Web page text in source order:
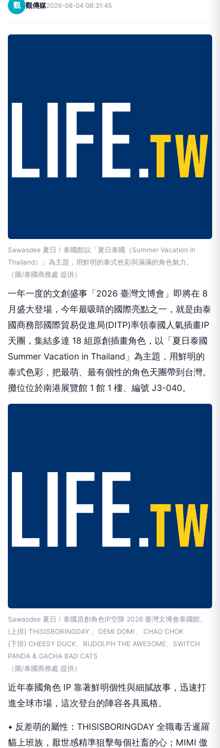
觀 觀傳媒2026-08-04 08:31:45
Sawasdee 夏日！泰國館以「夏日泰國（Summer Vacation in
Thailand）」為主題，用鮮明的泰式色彩與滿滿的角色魅力。
（圖/泰國商務處 提供）
一年一度的文創盛事「2026 臺灣文博會」即將在 8
月盛大登場，今年最吸睛的國際亮點之一，就是由泰
國商務部國際貿易促進局(DITP)率領泰國人氣插畫IP
天團，集結多達 18 組原創插畫角色，以「夏日泰國
Summer Vacation in Thailand」為主題，用鮮明的
泰式色彩，把最萌、最有個性的角色天團帶到台灣。
攤位位於南港展覽館 1 館 1 樓、編號 J3-040。
Sawasdee 夏日！泰國原創角色IP空降 2026 臺灣文博會泰國館。
(上排) THISISBORINGDAY 、DEMI DOMI、 CHAO CHOK
(下排) CHEESY DUCK、RUDOLPH THE AWESOME、SWITCH
PANDA & GACHA BAD CATS
（圖/泰國商務處 提供）
近年泰國角色 IP 靠著鮮明個性與細膩故事，迅速打
進全球市場，這次登台的陣容各具風格。
• 反差萌的屬性：THISISBORINGDAY 全職毒舌暹羅
貓上班族，厭世感精準狙擊每個社畜的心；MIMI 傲